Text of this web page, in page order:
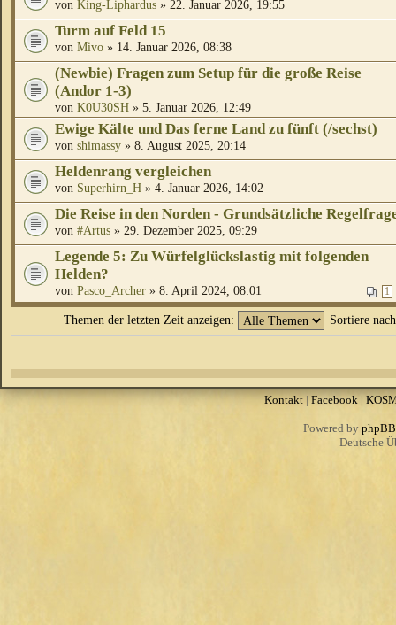
von King-Liphardus » 22. Januar 2026, 19:55
Turm auf Feld 15
von Mivo » 14. Januar 2026, 08:38
(Newbie) Fragen zum Setup für die große Reise
(Andor 1-3)
von K0U30SH » 5. Januar 2026, 12:49
Ewige Kälte und Das ferne Land zu fünft (/sechst)
von shimassy » 8. August 2025, 20:14
Heldenrang vergleichen
von Superhirn_H » 4. Januar 2026, 14:02
Die Reise in den Norden - Grundsätzliche
von #Artus » 29. Dezember 2025, 09:29
Legende 5: Zu Würfelglückslastig mit folgenden
Helden?
1
von Pasco_Archer » 8. April 2024, 08:01
Themen der letzten Zeit anzeigen: Sortiere
Kontakt|Facebook|
Powered by phpBB
Deutsche